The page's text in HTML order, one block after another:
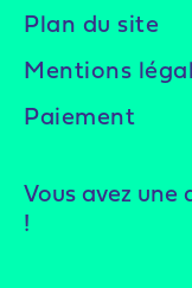
Plan du site
Mentions
Paiement
Vous avez une
!